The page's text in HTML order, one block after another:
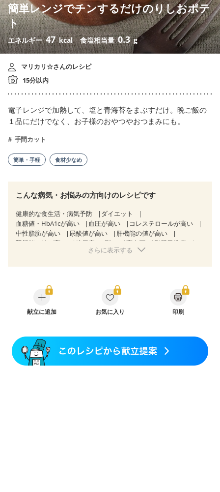
簡単レンジでチンするだけのりしおポテ
ト
エネルギー47 kcal 食塩相当量0.3 g
マリカリ☆さんのレシピ
15分以内
電子レンジで加熱して、塩と青海苔をまぶすだけ。晩ご飯の
１品にだけでなく、お子様のおやつやおつまみにも。
手間カット
簡単・手軽 食材少なめ
こんな病気・お悩みの方向けのレシピです
健康的な食生活・病気予防
ダイエット
血糖値・HbA1cが高い
血圧が高い
コレステロールが高い
中性脂肪が高い
尿酸値が高い
肝機能の値が高い
腎機能の値が高い
糖尿病（2型） 高血圧
脂質異常症
狭心症 心筋梗塞
糖尿病性腎症（第２期）
糖尿病性腎症（第３期）
CKD（ステージ１）
CKD（ステージ２）
CKD（ステージ３a）
乳がん（抗がん剤治療中）
味の感じ方が変わった
妊婦健診・体重増加が気になる（初期）
妊婦健診・血圧が気になる（初期）
さらに表示する
献立に追加 お気に入り 印刷